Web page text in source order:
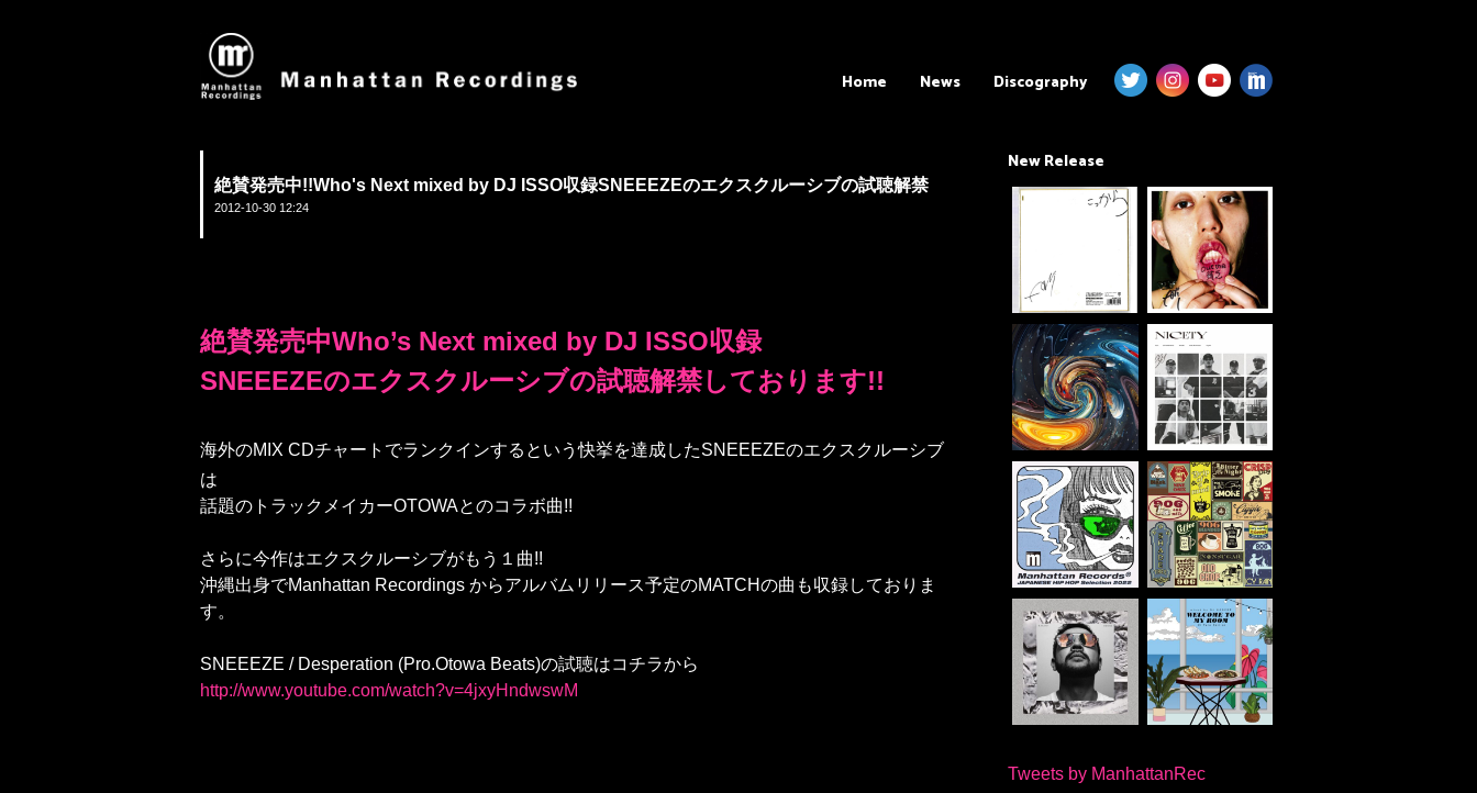
Home News Discography
絶賛発売中!!Who's Next mixed by DJ ISSO収録SNEEEZEのエクスクルーシブの試聴解禁
2012-10-30 12:24
絶賛発売中Who’s Next mixed by DJ ISSO収録
SNEEEZEのエクスクルーシブの試聴解禁しております!!
海外のMIX CDチャートでランクインするという快挙を達成したSNEEEZEのエクスクルーシブ
は
話題のトラックメイカーOTOWAとのコラボ曲!!
さらに今作はエクスクルーシブがもう１曲!!
沖縄出身でManhattan Recordings からアルバムリリース予定のMATCHの曲も収録しておりま
す。
SNEEEZE / Desperation (Pro.Otowa Beats)の試聴はコチラから
http://www.youtube.com/watch?v=4jxyHndwswM
New Release
Tweets by ManhattanRec